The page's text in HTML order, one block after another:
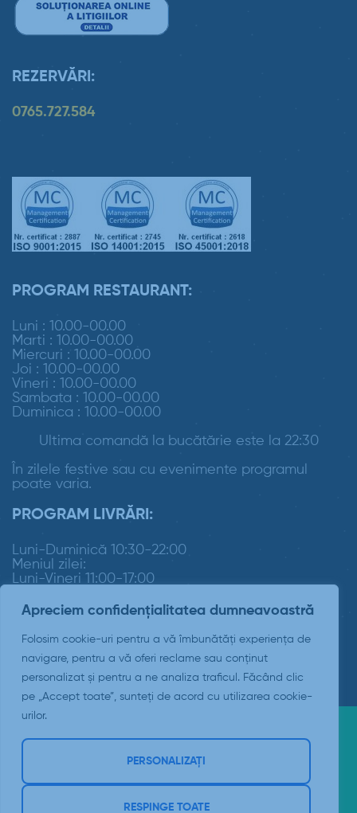
Apreciem confidențialitatea dumneavoastră
Folosim cookie-uri pentru a vă îmbunătăți experiența de
navigare, pentru a vă oferi reclame sau conținut
personalizat și pentru a ne analiza traficul. Făcând clic
pe „Accept toate”, sunteți de acord cu utilizarea cookie-
urilor.
PERSONALIZAȚI
RESPINGE TOATE
REZERVĂRI:
0765.727.584
PROGRAM RESTAURANT:
Luni : 10.00-00.00
Marti : 10.00-00.00
Miercuri : 10.00-00.00
Joi : 10.00-00.00
Vineri : 10.00-00.00
Sambata : 10.00-00.00
Duminica : 10.00-00.00
Ultima comandă la bucătărie este la 22:30
În zilele festive sau cu evenimente programul
poate varia.
PROGRAM LIVRĂRI:
Luni-Duminică 10:30-22:00
Meniul zilei:
Luni-Vineri 11:00-17:00